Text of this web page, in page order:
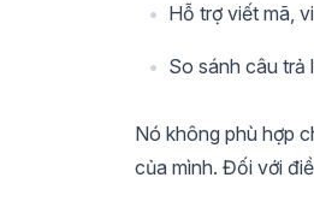
Hỗ trợ viết mã,
So sánh câu trả
Nó không phù hợp
của mình. Đối với